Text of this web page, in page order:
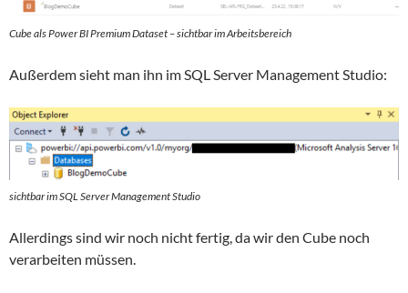
Cube als Power BI Premium Dataset – sichtbar im Arbeitsbereich
Außerdem sieht man ihn im SQL Server Management Studio:
sichtbar im SQL Server Management Studio
Allerdings sind wir noch nicht fertig, da wir den Cube noch
verarbeiten müssen.